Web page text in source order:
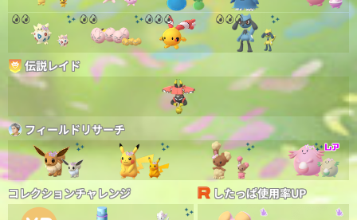
伝説レイド
フィールドリサーチ
コレクションチャレンジ したっぱ使用率UP